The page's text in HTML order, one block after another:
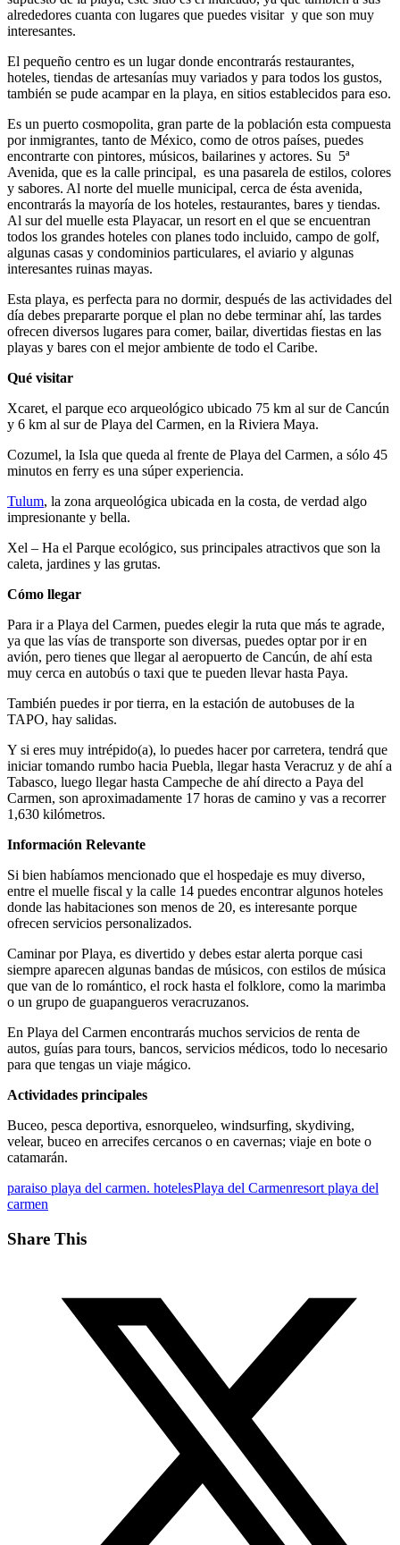
alrededores cuanta con lugares que puedes visitar y que son muy
interesantes.
El pequeño centro es un lugar donde encontrarás restaurantes,
hoteles, tiendas de artesanías muy variados y para todos los gustos,
también se pude acampar en la playa, en sitios establecidos para eso.
Es un puerto cosmopolita, gran parte de la población esta compuesta
por inmigrantes, tanto de México, como de otros países, puedes
encontrarte con pintores, músicos, bailarines y actores. Su 5ª
Avenida, que es la calle principal, es una pasarela de estilos, colores
y sabores. Al norte del muelle municipal, cerca de ésta avenida,
encontrarás la mayoría de los hoteles, restaurantes, bares y tiendas.
Al sur del muelle esta Playacar, un resort en el que se encuentran
todos los grandes hoteles con planes todo incluido, campo de golf,
algunas casas y condominios particulares, el aviario y algunas
interesantes ruinas mayas.
Esta playa, es perfecta para no dormir, después de las actividades del
día debes prepararte porque el plan no debe terminar ahí, las tardes
ofrecen diversos lugares para comer, bailar, divertidas fiestas en las
playas y bares con el mejor ambiente de todo el Caribe.
Qué visitar
Xcaret, el parque eco arqueológico ubicado 75 km al sur de Cancún
y 6 km al sur de Playa del Carmen, en la Riviera Maya.
Cozumel, la Isla que queda al frente de Playa del Carmen, a sólo 45
minutos en ferry es una súper experiencia.
Tulum, la zona arqueológica ubicada en la costa, de verdad algo
impresionante y bella.
Xel – Ha el Parque ecológico, sus principales atractivos que son la
caleta, jardines y las grutas.
Cómo llegar
Para ir a Playa del Carmen, puedes elegir la ruta que más te agrade,
ya que las vías de transporte son diversas, puedes optar por ir en
avión, pero tienes que llegar al aeropuerto de Cancún, de ahí esta
muy cerca en autobús o taxi que te pueden llevar hasta Paya.
También puedes ir por tierra, en la estación de autobuses de la
TAPO, hay salidas.
Y si eres muy intrépido(a), lo puedes hacer por carretera, tendrá que
iniciar tomando rumbo hacia Puebla, llegar hasta Veracruz y de ahí a
Tabasco, luego llegar hasta Campeche de ahí directo a Paya del
Carmen, son aproximadamente 17 horas de camino y vas a recorrer
1,630 kilómetros.
Información Relevante
Si bien habíamos mencionado que el hospedaje es muy diverso,
entre el muelle fiscal y la calle 14 puedes encontrar algunos hoteles
donde las habitaciones son menos de 20, es interesante porque
ofrecen servicios personalizados.
Caminar por Playa, es divertido y debes estar alerta porque casi
siempre aparecen algunas bandas de músicos, con estilos de música
que van de lo romántico, el rock hasta el folklore, como la marimba
o un grupo de guapangueros veracruzanos.
En Playa del Carmen encontrarás muchos servicios de renta de
autos, guías para tours, bancos, servicios médicos, todo lo necesario
para que tengas un viaje mágico.
Actividades principales
Buceo, pesca deportiva, esnorqueleo, windsurfing, skydiving,
velear, buceo en arrecifes cercanos o en cavernas; viaje en bote o
catamarán.
paraiso playa del carmen. hotelesPlaya del Carmenresort playa del
carmen
Share This